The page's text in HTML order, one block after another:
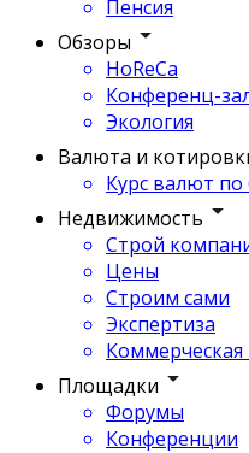
Пенсия
Обзоры
HoReCa
Конференц-
Экология
Валюта и
Курс валют
Недвижимость
Строй
Цены
Строим сами
Экспертиза
Площадки
Форумы
Конференции